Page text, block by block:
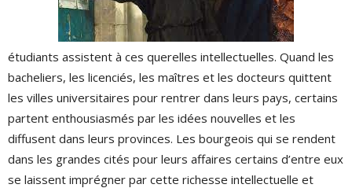
étudiants assistent à ces querelles intellectuelles. Quand les
bacheliers, les licenciés, les maîtres et les docteurs quittent
les villes universitaires pour rentrer dans leurs pays, certains
partent enthousiasmés par les idées nouvelles et les
diffusent dans leurs provinces. Les bourgeois qui se rendent
dans les grandes cités pour leurs affaires certains d’entre eux
se laissent imprégner par cette richesse intellectuelle et